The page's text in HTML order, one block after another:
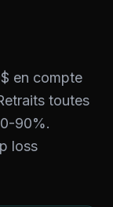
en compte
toutes
90%.
loss